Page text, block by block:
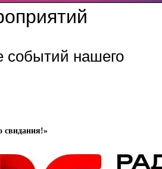
событий нашего
свидания!»